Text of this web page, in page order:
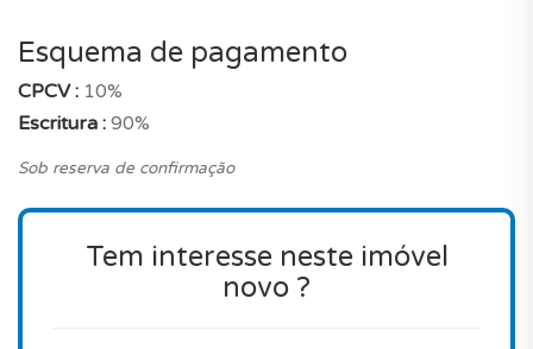
Será uma boa compra? É de salientar que, o
preço está muito muito atractivo quando
características, na mesma localização em Lagoa.
Não perca esta oportunidade.
Esquema de pagamento
CPCV : 10%
Escritura : 90%
Sob reserva de confirmação
Tem interesse neste imóvel
novo ?